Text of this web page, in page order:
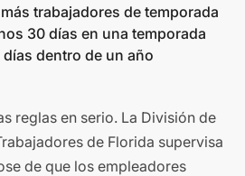
trabajadores de temporada
30 días en una temporada
dentro de un año
reglas en serio. La División de
de Florida supervisa
de que los empleadores